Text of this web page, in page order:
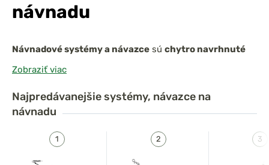
návnadu
Návnadové systémy a návazce sú chytro navrhnuté
montáže
, ktoré vám umožnia
konštrukcii držia nástrahu v správnej polohea zároveň
zabezpečujú, že
Zobraziť viac
Najpredávanejšiesystémy, návazce na
návnadu